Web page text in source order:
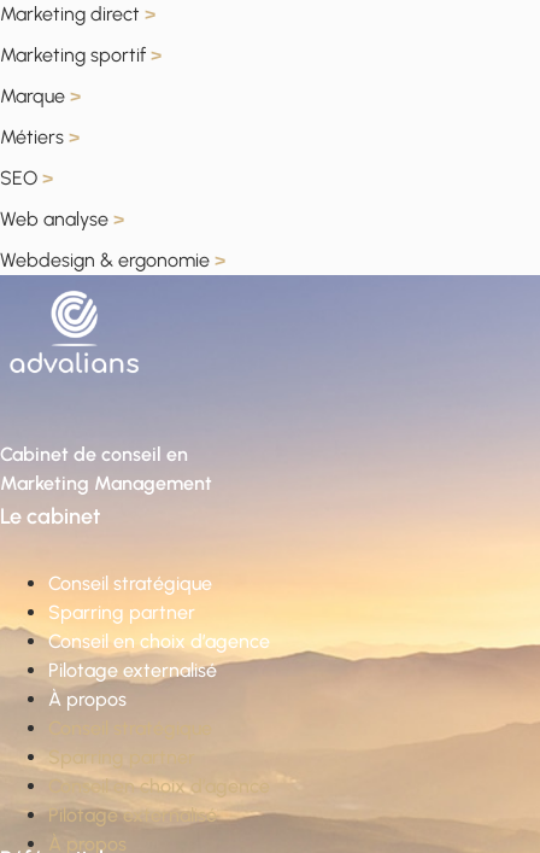
Marketing direct >
Marketing sportif >
Marque >
Métiers >
SEO >
Web analyse >
Webdesign & ergonomie >
Cabinet de conseil en
Marketing Management
Le cabinet
Conseil stratégique
Sparring partner
Conseil en choix d’agence
Pilotage externalisé
À propos
Conseil stratégique
Sparring partner
Conseil en choix d’agence
Pilotage externalisé
À propos